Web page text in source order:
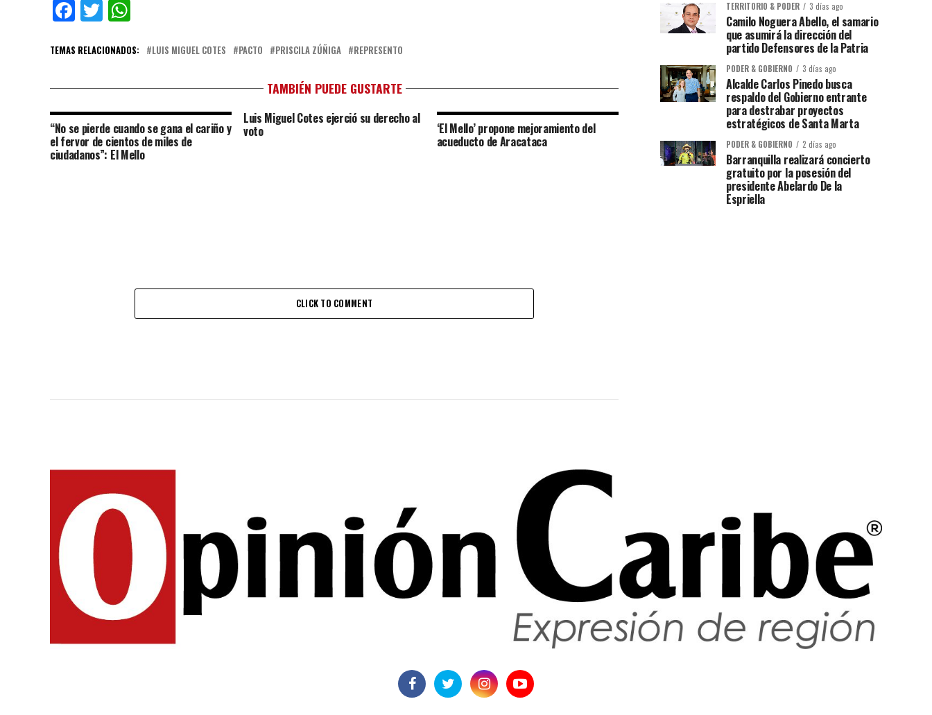
Facebook
Twitter
TEMAS RELACIONADOS: LUIS MIGUEL COTES PACTO PRISCILA ZÚÑIGA REPRESENTO
TAMBIÉN PUEDE GUSTARTE
“No se pierde cuando se gana el cariño y
el fervor de cientos de miles de
ciudadanos”: El Mello
Luis Miguel Cotes ejerció su derecho al
voto ‘El Mello’ propone mejoramiento del
acueducto de Aracataca
CLICK TO COMMENT
TERRITORIO & PODER 3 días ago
Camilo Noguera Abello, el samario
que asumirá la dirección del
partido Defensores de la Patria
PODER & GOBIERNO 3 días ago
Alcalde Carlos Pinedo busca
respaldo del Gobierno entrante
para destrabar proyectos
estratégicos de Santa Marta
PODER & GOBIERNO 2 días ago
Barranquilla realizará concierto
gratuito por la posesión del
presidente Abelardo De la
Espriella